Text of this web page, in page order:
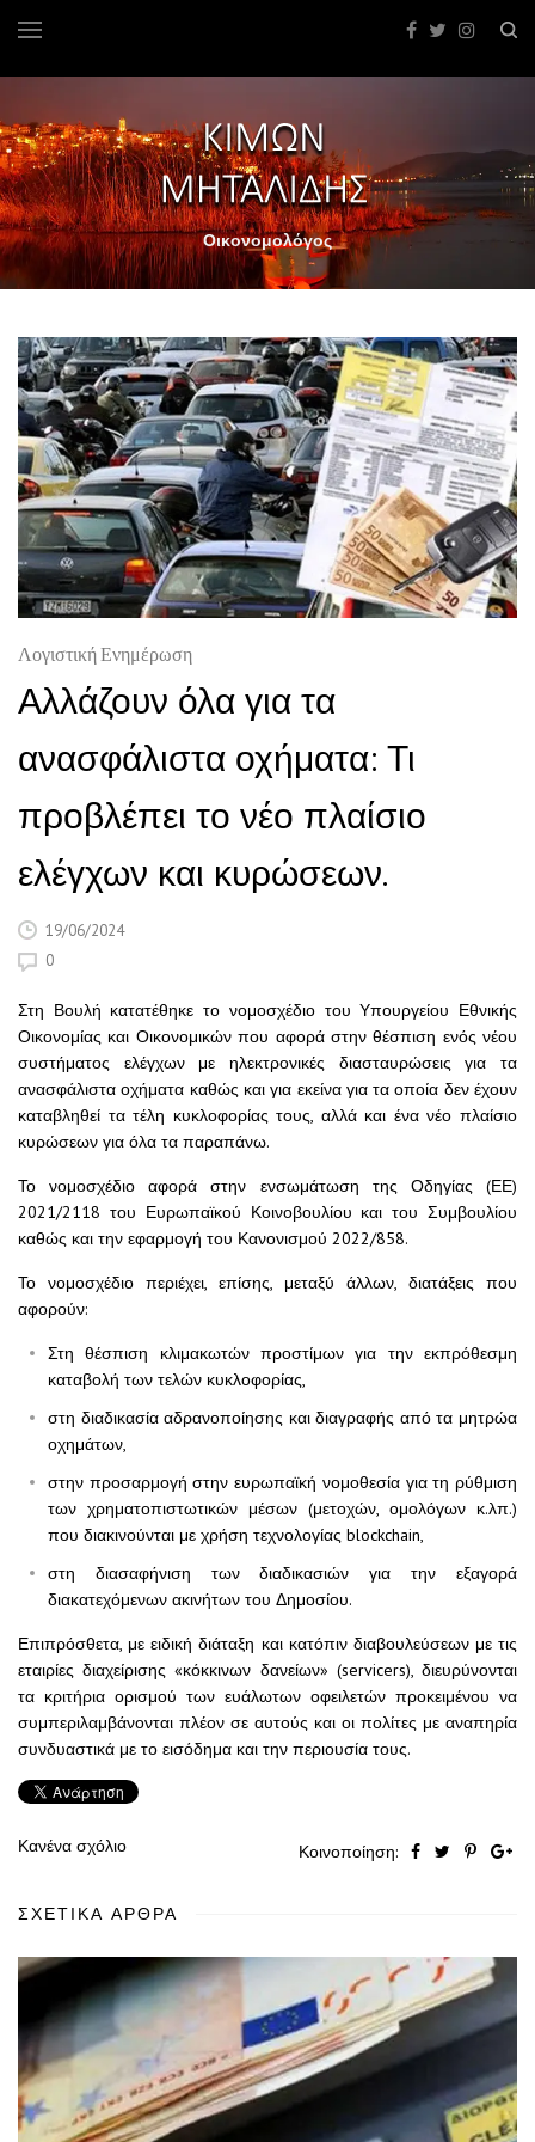
Οικονομολόγος
Λογιστική Ενημέρωση
Αλλάζουν όλα για τα
ανασφάλιστα οχήματα: Τι
προβλέπει το νέο πλαίσιο
ελέγχων και κυρώσεων.
19/06/2024
0
Στη Βουλή κατατέθηκε το νομοσχέδιο του Υπουργείου Εθνικής
Οικονομίας και Οικονομικών που αφορά στην θέσπιση ενός νέου
συστήματος ελέγχων με ηλεκτρονικές διασταυρώσεις για τα
ανασφάλιστα οχήματα καθώς και για εκείνα για τα οποία δεν έχουν
καταβληθεί τα τέλη κυκλοφορίας τους, αλλά και ένα νέο πλαίσιο
κυρώσεων για όλα τα παραπάνω.
Το νομοσχέδιο αφορά στην ενσωμάτωση της Οδηγίας (ΕΕ)
2021/2118 του Ευρωπαϊκού Κοινοβουλίου και του Συμβουλίου
καθώς και την εφαρμογή του Κανονισμού 2022/858.
Το νομοσχέδιο περιέχει, επίσης, μεταξύ άλλων, διατάξεις που
αφορούν:
Στη θέσπιση κλιμακωτών προστίμων για την εκπρόθεσμη
καταβολή των τελών κυκλοφορίας,
στη διαδικασία αδρανοποίησης και διαγραφής από τα μητρώα
οχημάτων,
στην προσαρμογή στην ευρωπαϊκή νομοθεσία για τη ρύθμιση
των χρηματοπιστωτικών μέσων (μετοχών, ομολόγων κ.λπ.)
που διακινούνται με χρήση τεχνολογίας blockchain,
στη διασαφήνιση των διαδικασιών για την εξαγορά
διακατεχόμενων ακινήτων του Δημοσίου.
Επιπρόσθετα, με ειδική διάταξη και κατόπιν διαβουλεύσεων με τις
εταιρίες διαχείρισης «κόκκινων δανείων» (servicers), διευρύνονται
τα κριτήρια ορισμού των ευάλωτων οφειλετών προκειμένου να
συμπεριλαμβάνονται πλέον σε αυτούς και οι πολίτες με αναπηρία
συνδυαστικά με το εισόδημα και την περιουσία τους.
Κανένα σχόλιο Κοινοποίηση:
ΣΧΕΤΙΚΆ ΆΡΘΡΑ